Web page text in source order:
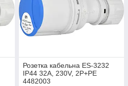
Розетка кабельна ES-3232
IP44 32A, 230V, 2P+PE
4482003